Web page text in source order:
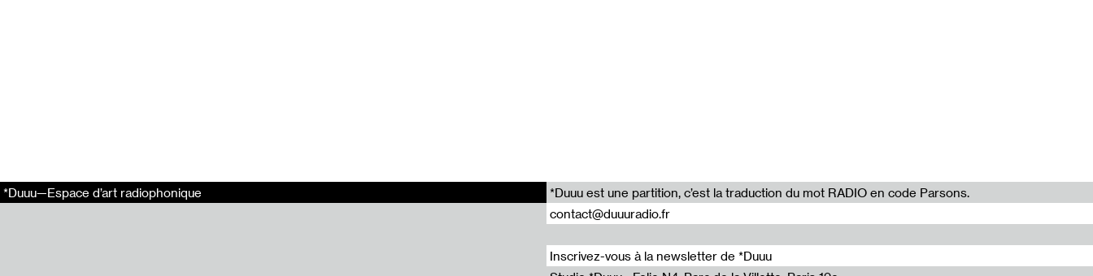
Partager
Email
*Duuu—Espace d’art radiophonique
*Duuu est une partition, c’est la traduction du mot RADIO en code Parsons.
contact@duuuradio.fr
Inscrivez-vous à la newsletter de *Duuu